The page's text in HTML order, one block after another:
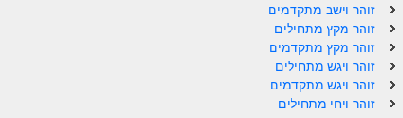
הזוהר הקדוש וישלח מתקדמים
הזוהר הקדוש וישב מתחילים
הזוהר הקדוש וישב מתקדמים
זוהר וישב מתקדמים
זוהר מקץ מתחילים
זוהר מקץ מתקדמים
זוהר ויגש מתחילים
זוהר ויגש מתקדמים
זוהר ויחי מתחילים